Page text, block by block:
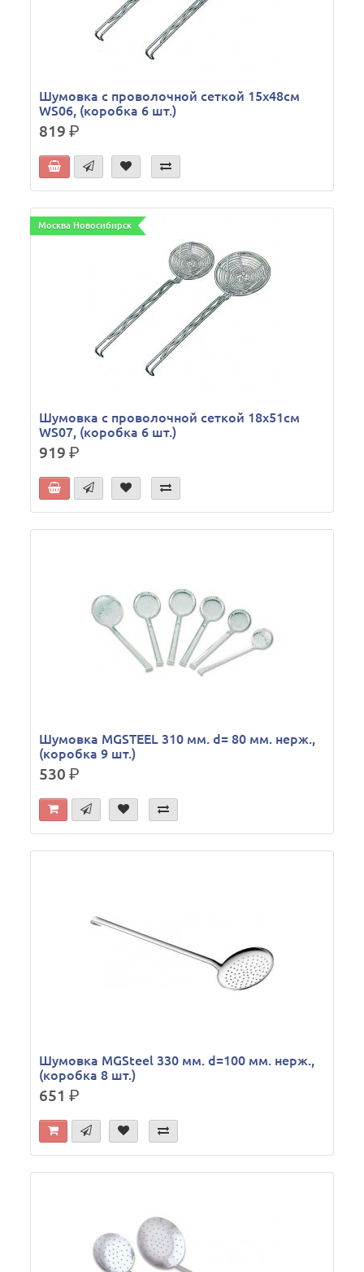
Шумовка с проволочной сеткой 15х48см
WS06, (коробка 6 шт.)
819р.
Москва Новосибирск
Шумовка с проволочной сеткой 18х51см
WS07, (коробка 6 шт.)
919р.
Шумовка MGSTEEL 310 мм. d= 80 мм. нерж.,
(коробка 9 шт.)
530р.
Шумовка MGSteel 330 мм. d=100 мм. нерж.,
(коробка 8 шт.)
651р.